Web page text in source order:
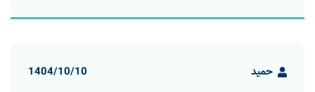
حمید 1404/10/10